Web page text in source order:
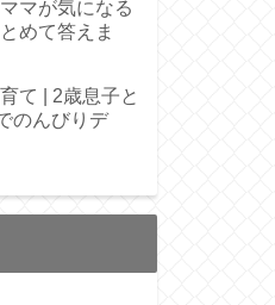
マが気になる
めて答えま
て | 2歳息子と
のんびりデ